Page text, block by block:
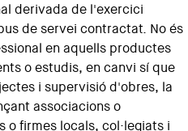
derivada de l'exercici
de servei contractat. No és
en aquells productes
o estudis, en canvi sí que
i supervisió d'obres, la
associacions o
firmes locals, col·legiats i